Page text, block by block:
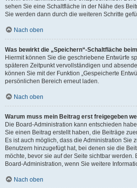
sehen Sie eine Schaltfläche in der Nähe des
Sie werden dann durch die weiteren Schritte
Nach oben
Was bewirkt die „Speichern“-Schaltfläche
Hiermit können Sie die geschriebene Entwürfe
späteren Zeitpunkt vervollständigen und
können Sie mit der Funktion „Gespeicherte
persönlichen Bereich erneut laden.
Nach oben
Warum muss mein Beitrag erst freigegeben
Die Board-Administration kann entschieden
Sie einen Beitrag erstellt haben, die Beiträge
Es ist auch möglich, dass die Administration Sie
Benutzern hinzugefügt hat, bei denen sie die
möchte, bevor sie auf der Seite sichtbar werden.
Board-Administration, wenn Sie weitere
Nach oben